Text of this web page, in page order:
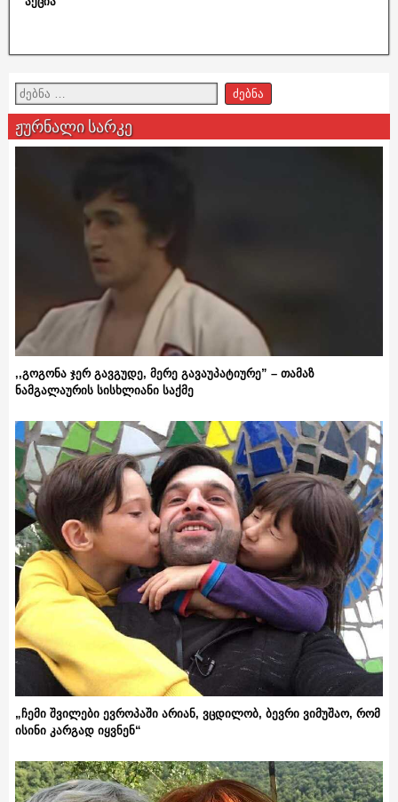
ჟურნალი სარკე
,,გოგონა ჯერ გავგუდე, მერე გავაუპატიურე” – თამაზ
ნამგალაურის სისხლიანი საქმე
„ჩემი შვილები ევროპაში არიან, ვცდილობ, ბევრი ვიმუშაო, რომ
ისინი კარგად იყვნენ“